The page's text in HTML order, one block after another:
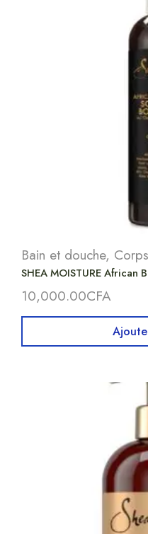
Bain et douche, Corps
SHEA MOISTURE African
10,000.00CFA